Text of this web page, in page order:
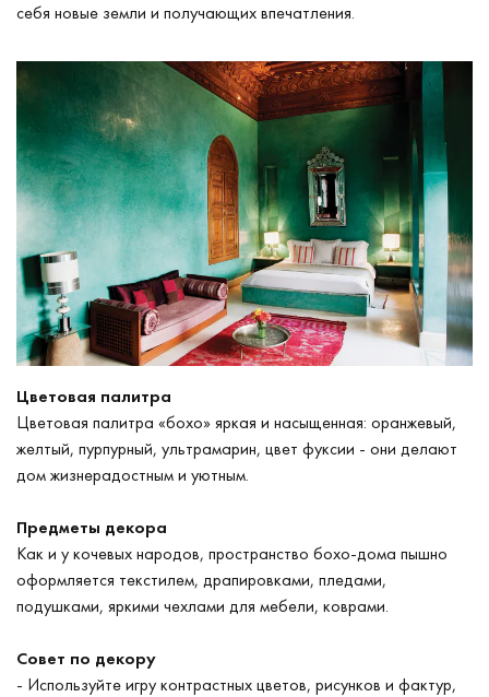
себя новые земли и получающих впечатления.
Цветовая палитра
Цветовая палитра «бохо» яркая и насыщенная: оранжевый,
желтый, пурпурный, ультрамарин, цвет фуксии - они делают
дом жизнерадостным и уютным.
Предметы декора
Как и у кочевых народов, пространство бохо-дома пышно
оформляется текстилем, драпировками, пледами,
подушками, яркими чехлами для мебели, коврами.
Совет по декору
- Используйте игру контрастных цветов, рисунков и фактур,